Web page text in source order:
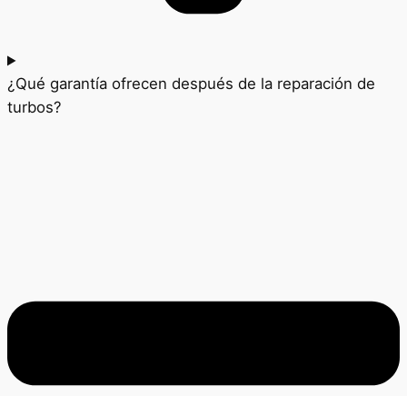
¿Qué garantía ofrecen después de la reparación de
turbos?